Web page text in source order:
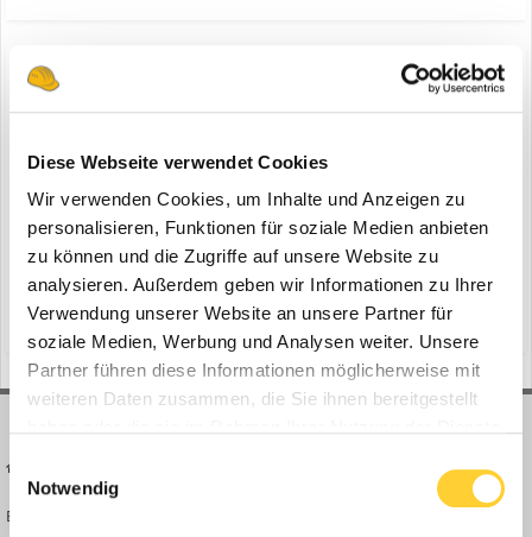
Diese Webseite verwendet Cookies
Wir verwenden Cookies, um Inhalte und Anzeigen zu
personalisieren, Funktionen für soziale Medien anbieten
zu können und die Zugriffe auf unsere Website zu
analysieren. Außerdem geben wir Informationen zu Ihrer
Verwendung unserer Website an unsere Partner für
soziale Medien, Werbung und Analysen weiter. Unsere
Partner führen diese Informationen möglicherweise mit
weiteren Daten zusammen, die Sie ihnen bereitgestellt
Einwilligungsauswahl
Notwendig
ein Thema erstellte Bauforum24 inNews aus der
Weimar, 13.10.2022 - Hydrema, der einzige dänische Hersteller von
großen Baumaschinen mit Sitz in Støvring, befindet sich in den
letzten Vorbereitungen für die bauma 2022, der Weltleitmesse für
Baumaschinen, die vom 24. bis 30. Oktober in München
stattfindet. Bauforum24 Artikel (07.09.2022): Hy...
13. Oktober 2022
muldenkipper compact beast (und 6 weitere)
Bauforum24 News